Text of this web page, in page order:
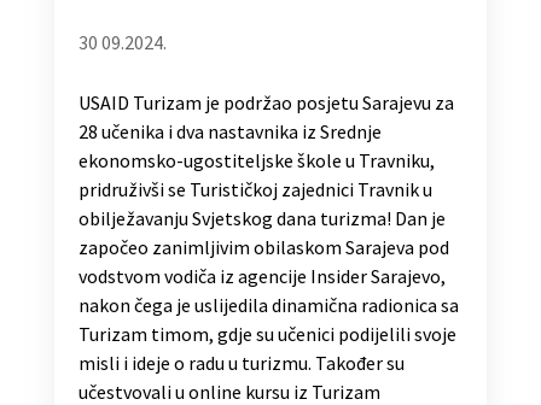
30 09.2024.
USAID Turizam je podržao posjetu Sarajevu za
28 učenika i dva nastavnika iz Srednje
ekonomsko-ugostiteljske škole u Travniku,
pridruživši se Turističkoj zajednici Travnik u
obilježavanju Svjetskog dana turizma! Dan je
započeo zanimljivim obilaskom Sarajeva pod
vodstvom vodiča iz agencije Insider Sarajevo,
nakon čega je uslijedila dinamična radionica sa
Turizam timom, gdje su učenici podijelili svoje
misli i ideje o radu u turizmu. Također su
učestvovali u online kursu iz Turizam